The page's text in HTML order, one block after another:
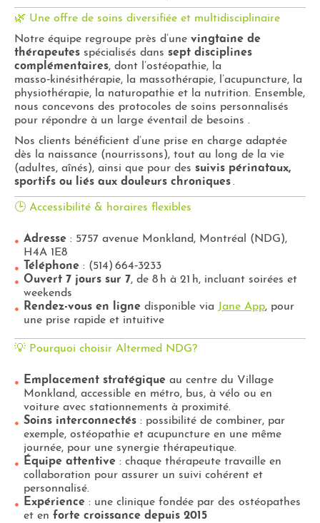
🌿 Une offre de soins diversifiée et multidisciplinaire
Notre équipe regroupe près d’une vingtaine de
thérapeutes spécialisés dans sept disciplines
complémentaires, dont l’ostéopathie, la
masso‑kinésithérapie, la massothérapie, l’acupuncture, la
physiothérapie, la naturopathie et la nutrition. Ensemble,
nous concevons des protocoles de soins personnalisés
pour répondre à un large éventail de besoins .
Nos clients bénéficient d’une prise en charge adaptée
dès la naissance (nourrissons), tout au long de la vie
(adultes, aînés), ainsi que pour des suivis périnataux,
sportifs ou liés aux douleurs chroniques.
🕒 Accessibilité & horaires flexibles
Adresse: 5757 avenue Monkland, Montréal (NDG),
H4A 1E8
Téléphone: (514) 664‑3233
Ouvert 7 jours sur 7, de 8 h à 21 h, incluant soirées et
weekends
Rendez-vous en lignedisponible via Jane App, pour
une prise rapide et intuitive
💡 Pourquoi choisir Altermed NDG?
Emplacement stratégiqueau centre du Village
Monkland, accessible en métro, bus, à vélo ou en
voiture avec stationnements à proximité.
Soins interconnectés: possibilité de combiner, par
exemple, ostéopathie et acupuncture en une même
journée, pour une synergie thérapeutique.
Équipe attentive: chaque thérapeute travaille en
collaboration pour assurer un suivi cohérent et
personnalisé.
Expérience: une clinique fondée par des ostéopathes
et en forte croissance depuis 2015